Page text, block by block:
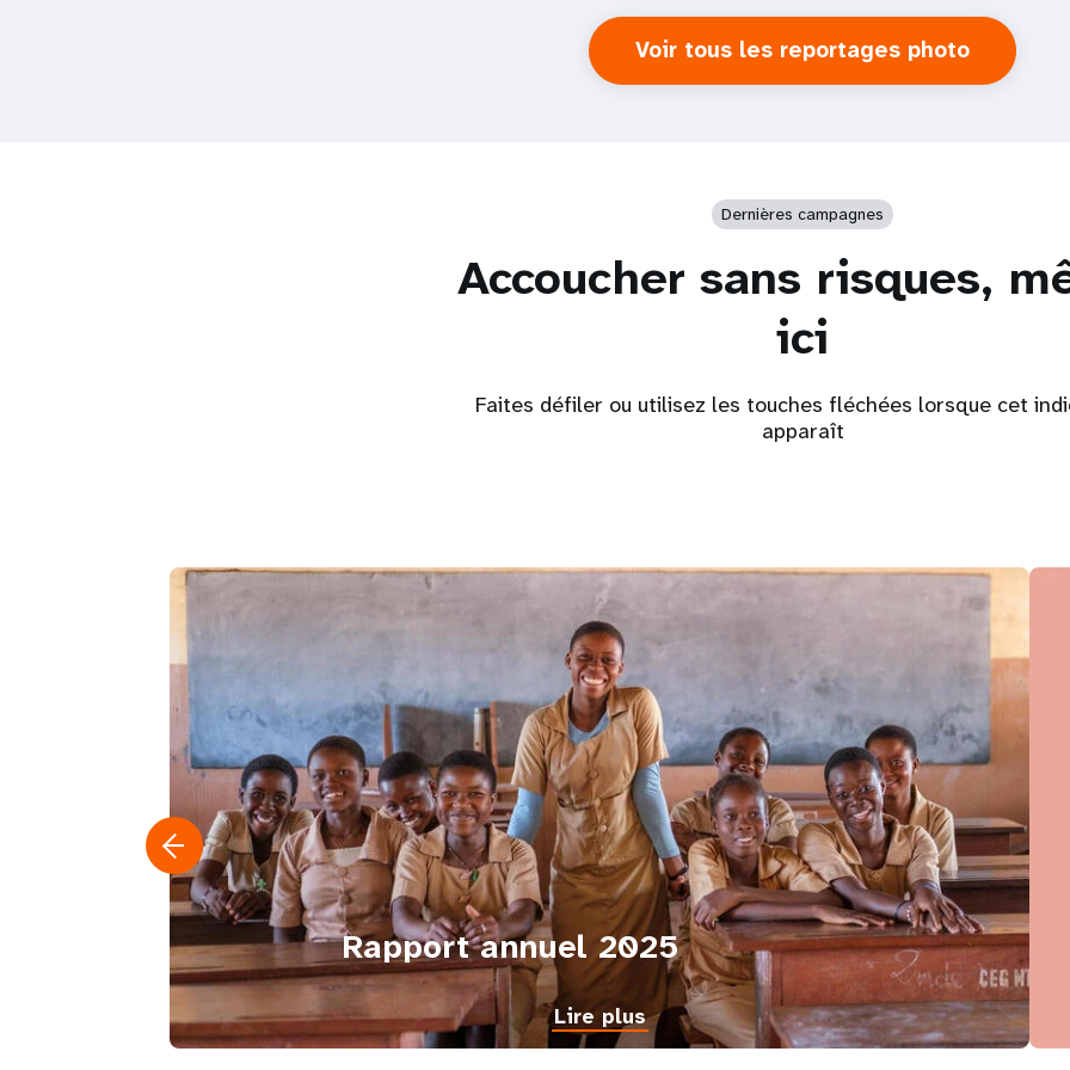
Voir tous les reportages photo
Dernières campagnes
Accoucher sans risques,
ici
Faites défiler ou utilisez les touches fléchées lorsque cet
apparaît
Rapport annuel 2025
Lire plus